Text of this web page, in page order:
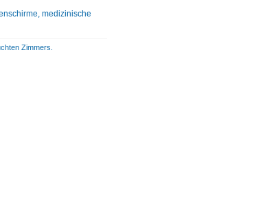
medizinische
Zimmers.